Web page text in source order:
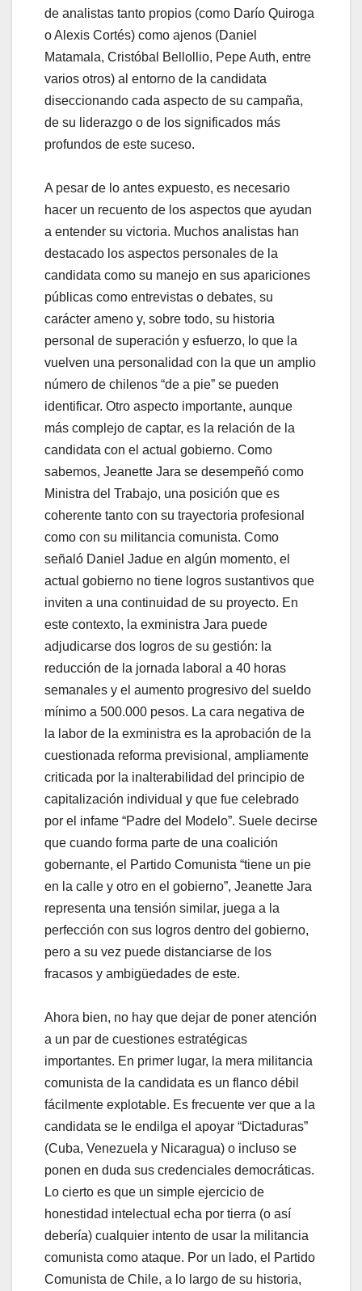
de analistas tanto propios (como Darío Quiroga
o Alexis Cortés) como ajenos (Daniel
Matamala, Cristóbal Bellollio, Pepe Auth, entre
varios otros) al entorno de la candidata
diseccionando cada aspecto de su campaña,
de su liderazgo o de los significados más
profundos de este suceso.
A pesar de lo antes expuesto, es necesario
hacer un recuento de los aspectos que ayudan
a entender su victoria. Muchos analistas han
destacado los aspectos personales de la
candidata como su manejo en sus apariciones
públicas como entrevistas o debates, su
carácter ameno y, sobre todo, su historia
personal de superación y esfuerzo, lo que la
vuelven una personalidad con la que un amplio
número de chilenos “de a pie” se pueden
identificar. Otro aspecto importante, aunque
más complejo de captar, es la relación de la
candidata con el actual gobierno. Como
sabemos, Jeanette Jara se desempeñó como
Ministra del Trabajo, una posición que es
coherente tanto con su trayectoria profesional
como con su militancia comunista. Como
señaló Daniel Jadue en algún momento, el
actual gobierno no tiene logros sustantivos que
inviten a una continuidad de su proyecto. En
este contexto, la exministra Jara puede
adjudicarse dos logros de su gestión: la
reducción de la jornada laboral a 40 horas
semanales y el aumento progresivo del sueldo
mínimo a 500.000 pesos. La cara negativa de
la labor de la exministra es la aprobación de la
cuestionada reforma previsional, ampliamente
criticada por la inalterabilidad del principio de
capitalización individual y que fue celebrado
por el infame “Padre del Modelo”. Suele decirse
que cuando forma parte de una coalición
gobernante, el Partido Comunista “tiene un pie
en la calle y otro en el gobierno”, Jeanette Jara
representa una tensión similar, juega a la
perfección con sus logros dentro del gobierno,
pero a su vez puede distanciarse de los
fracasos y ambigüedades de este.
Ahora bien, no hay que dejar de poner atención
a un par de cuestiones estratégicas
importantes. En primer lugar, la mera militancia
comunista de la candidata es un flanco débil
fácilmente explotable. Es frecuente ver que a la
candidata se le endilga el apoyar “Dictaduras”
(Cuba, Venezuela y Nicaragua) o incluso se
ponen en duda sus credenciales democráticas.
Lo cierto es que un simple ejercicio de
honestidad intelectual echa por tierra (o así
debería) cualquier intento de usar la militancia
comunista como ataque. Por un lado, el Partido
Comunista de Chile, a lo largo de su historia,